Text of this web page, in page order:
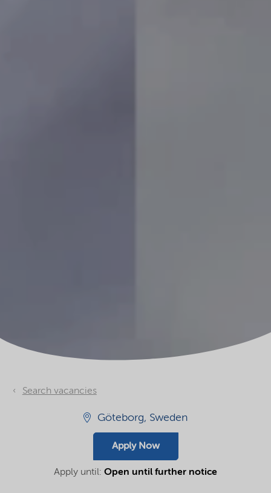
Search vacancies
Göteborg, Sweden
Apply Now
Apply until: Open until further notice